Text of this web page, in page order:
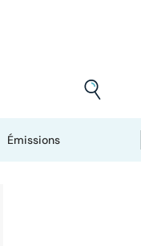
Émissions